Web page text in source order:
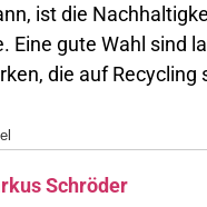
ist die
Eine gute Wahl sind
die auf Recycling
Schröder